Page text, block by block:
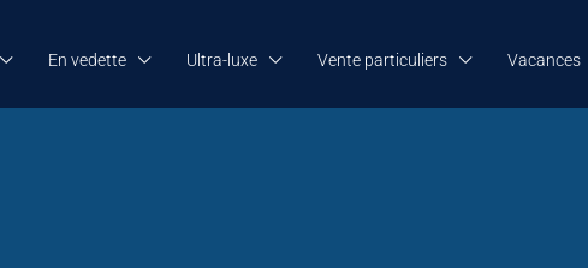
En vedette Ultra-luxe Vente particuliers Vacances